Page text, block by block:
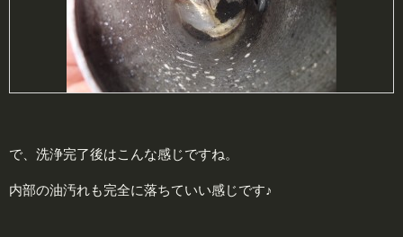
で、洗浄完了後はこんな感じですね。
内部の油汚れも完全に落ちていい感じです♪